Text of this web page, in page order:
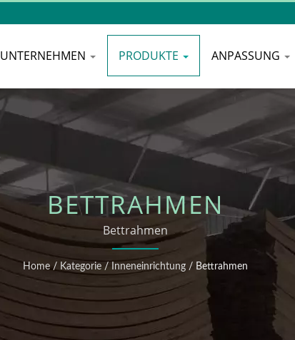
UNTERNEHMEN PRODUKTE ANPASSUNG
BETTRAHMEN
Bettrahmen
Home / Kategorie / Inneneinrichtung / Bettrahmen